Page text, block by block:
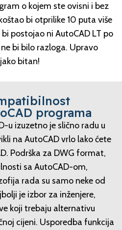
o kojem ste ovisni i bez
bi otprilike 10 puta više
postojao ni AutoCAD LT po
bi bilo razloga. Upravo
bitan!
programa
u izuzetno je slično radu u
na AutoCAD vrlo lako ćete
Podrška za DWG format,
sa AutoCAD-om,
rada su samo neke od
je izbor za inženjere,
koji trebaju alternativu
cijeni. Usporedba funkcija